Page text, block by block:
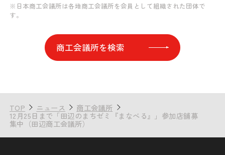
※日本商工会議所は各地商工会議所を会員として組織された団体で
す。
商工会議所を検索
TOP ニュース 商工会議所
12月25日まで「田辺のまちゼミ『まなべる』」参加店舗募
集中（田辺商工会議所）